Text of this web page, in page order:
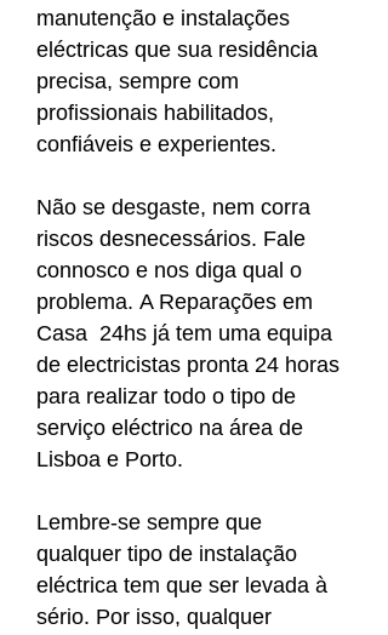
manutenção e instalações
eléctricas que sua residência
precisa, sempre com
profissionais habilitados,
confiáveis e experientes.
Não se desgaste, nem corra
riscos desnecessários. Fale
connosco e nos diga qual o
problema. A Reparações em
Casa 24hs já tem uma equipa
de electricistas pronta 24 horas
para realizar todo o tipo de
serviço eléctrico na área de
Lisboa e Porto.
Lembre-se sempre que
qualquer tipo de instalação
eléctrica tem que ser levada à
sério. Por isso, qualquer